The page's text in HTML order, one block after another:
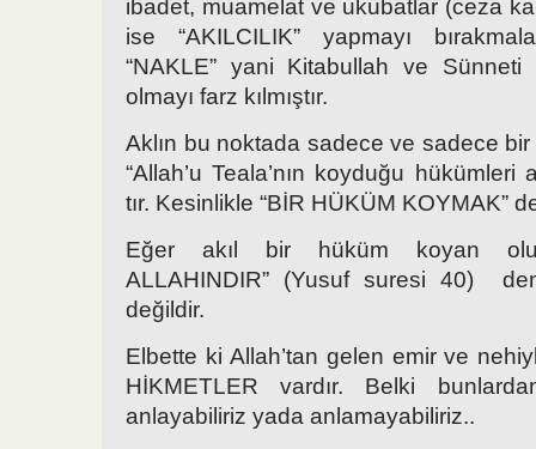
ibadet, muamelat ve ukubatlar (ceza
ise “AKILCILIK” yapmayı
“NAKLE” yani Kitabullah ve Sünneti
olmayı farz kılmıştır.
Aklın bu noktada sadece ve sadece bir
“Allah’u Teala’nın koyduğu hükümleri
tır. Kesinlikle “BİR HÜKÜM KOYMAK”
Eğer akıl bir hüküm koyan
ALLAHINDIR” (Yusuf suresi 40)
değildir.
Elbette ki Allah’tan gelen emir ve
HİKMETLER vardır. Belki
anlayabiliriz yada anlamayabiliriz..